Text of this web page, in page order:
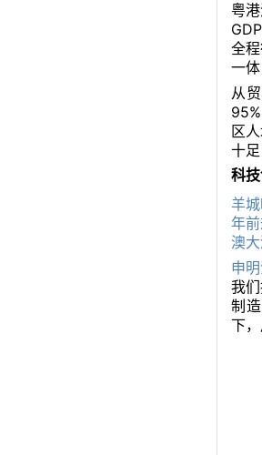
粤
全
一
从
区
十
科
羊
年
澳
申明
我
制
下